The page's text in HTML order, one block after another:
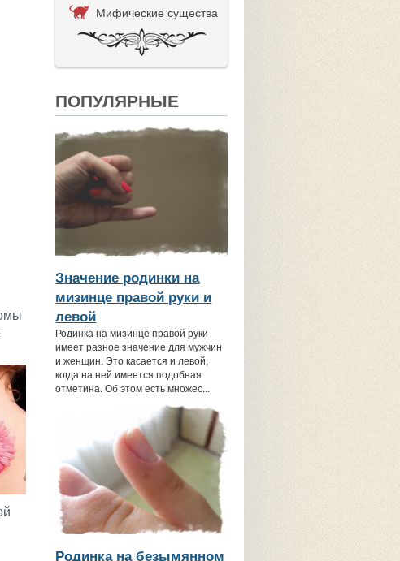
Мифические существа
ПОПУЛЯРНЫЕ
Значение родинки на
мизинце правой руки и
левой
Родинка на мизинце правой руки
имеет разное значение для мужчин
и женщин. Это касается и левой,
когда на ней имеется подобная
отметина. Об этом есть множес...
Родинка на безымянном